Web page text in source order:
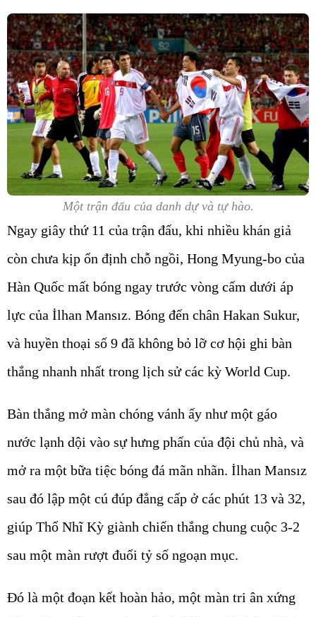
Một trận đấu của danh dự và tự hào.
Ngay giây thứ 11 của trận đấu, khi nhiều khán giả
còn chưa kịp ổn định chỗ ngồi, Hong Myung-bo của
Hàn Quốc mất bóng ngay trước vòng cấm dưới áp
lực của İlhan Mansız. Bóng đến chân Hakan Sukur,
và huyền thoại số 9 đã không bỏ lỡ cơ hội ghi bàn
thắng nhanh nhất trong lịch sử các kỳ World Cup.
Bàn thắng mở màn chóng vánh ấy như một gáo
nước lạnh dội vào sự hưng phấn của đội chủ nhà, và
mở ra một bữa tiệc bóng đá mãn nhãn. İlhan Mansız
sau đó lập một cú đúp đẳng cấp ở các phút 13 và 32,
giúp Thổ Nhĩ Kỳ giành chiến thắng chung cuộc 3-2
sau một màn rượt đuổi tỷ số ngoạn mục.
Đó là một đoạn kết hoàn hảo, một màn tri ân xứng